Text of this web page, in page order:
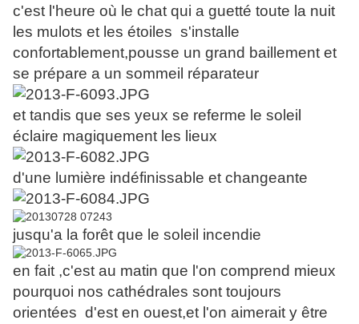
c'est l'heure où le chat qui a guetté toute la nuit
les mulots et les étoiles s'installe
confortablement,pousse un grand baillement et
se prépare a un sommeil réparateur
et tandis que ses yeux se referme le soleil
éclaire magiquement les lieux
d'une lumière indéfinissable et changeante
jusqu'a la forêt que le soleil incendie
en fait ,c'est au matin que l'on comprend mieux
pourquoi nos cathédrales sont toujours
orientées d'est en ouest,et l'on aimerait y être